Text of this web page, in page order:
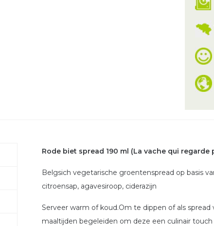
Rode biet spread 190 ml (La vache qui regarde
Belgsich vegetarische groentenspread op basis
citroensap, agavesiroop, ciderazijn
Serveer warm of koud.Om te dippen of als
maaltijden begeleiden om deze een culinair